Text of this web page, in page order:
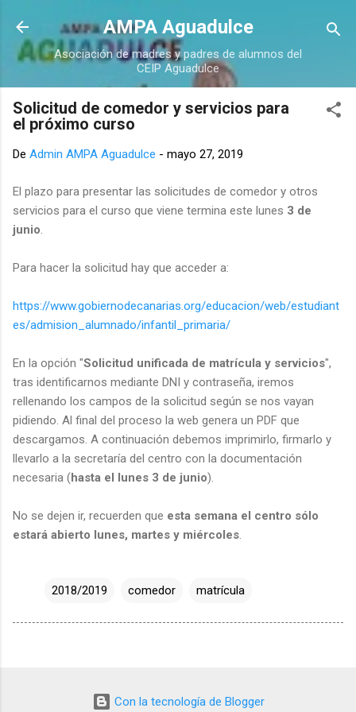
Ir al contenido principal
AMPA Aguadulce
Asociación de madres y padres de alumnos del
CEIP Aguadulce
Solicitud de comedor y servicios para
el próximo curso
De Admin AMPA Aguadulce - mayo 27, 2019
El plazo para presentar las solicitudes de comedor y otros
servicios para el curso que viene termina este lunes 3 de
junio
Para hacer la solicitud hay que acceder a:
https://www.gobiernodecanarias.org/educacion/web/estudiant
es/admision_alumnado/infantil_primaria/
En la opción "Solicitud unificada de matrícula y servicios",
tras identificarnos mediante DNI y contraseña, iremos
rellenando los campos de la solicitud según se nos vayan
pidiendo. Al final del proceso la web genera un PDF que
descargamos. A continuación debemos imprimirlo, firmarlo y
llevarlo a la secretaría del centro con la documentación
necesaria (hasta el lunes 3 de junio).
No se dejen ir, recuerden que esta semana el centro sólo
estará abierto lunes, martes y miércoles
2018/2019 comedor matrícula
Con la tecnología de Blogger